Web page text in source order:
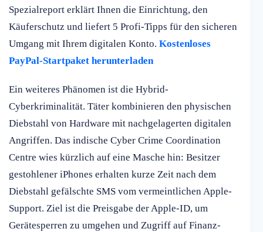
Spezialreport erklärt Ihnen die Einrichtung, den
Käuferschutz und liefert 5 Profi-Tipps für den sicheren
Umgang mit Ihrem digitalen Konto. Kostenloses
PayPal-Startpaket herunterladen
Ein weiteres Phänomen ist die Hybrid-
Cyberkriminalität. Täter kombinieren den physischen
Diebstahl von Hardware mit nachgelagerten digitalen
Angriffen. Das indische Cyber Crime Coordination
Centre wies kürzlich auf eine Masche hin: Besitzer
gestohlener iPhones erhalten kurze Zeit nach dem
Diebstahl gefälschte SMS vom vermeintlichen Apple-
Support. Ziel ist die Preisgabe der Apple-ID, um
Gerätesperren zu umgehen und Zugriff auf Finanz-